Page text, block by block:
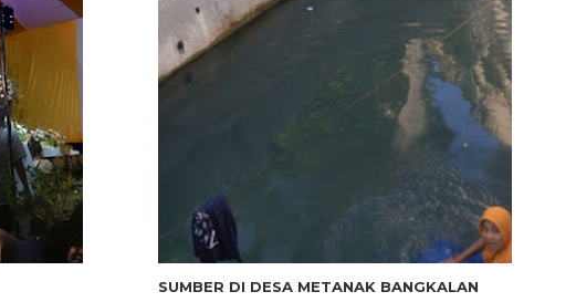
SUMBER DI DESA METANAK BANGKALAN